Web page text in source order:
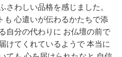
さわしい品格を感じました。
も 心遣いが伝わるかたちで添
自分の代わりに お仏壇の前で
けてくれているようで 本当に